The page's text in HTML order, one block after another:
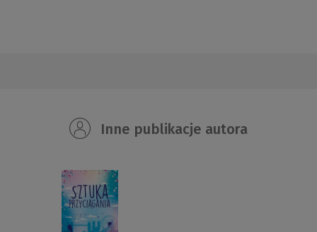
Inne publikacje autora